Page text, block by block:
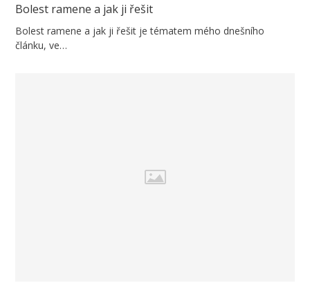
Bolest ramene a jak ji řešit
Bolest ramene a jak ji řešit je tématem mého dnešního
článku, ve…